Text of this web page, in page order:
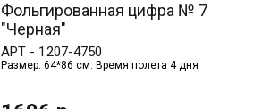
Фольгированная цифра № 7
"Черная"
АРТ - 1207-4750
Размер: 64*86 см. Время полета 4 дня